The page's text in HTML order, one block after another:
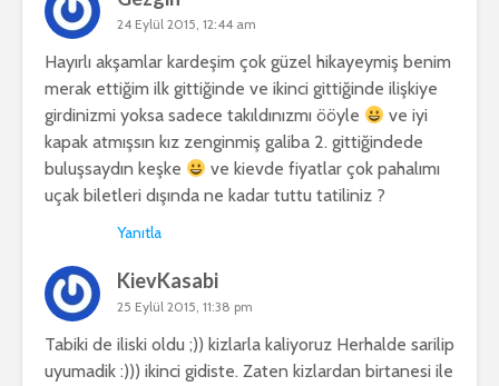
24 Eylül 2015, 12:44 am
Hayırlı akşamlar kardeşim çok güzel hikayeymiş benim
merak ettiğim ilk gittiğinde ve ikinci gittiğinde ilişkiye
girdinizmi yoksa sadece takıldınızmı ööyle
ve iyi
kapak atmışsın kız zenginmiş galiba 2. gittiğindede
buluşsaydın keşke
ve kievde fiyatlar çok pahalımı
uçak biletleri dışında ne kadar tuttu tatiliniz ?
Yanıtla
KievKasabi
25 Eylül 2015, 11:38 pm
Tabiki de iliski oldu ;)) kizlarla kaliyoruz Herhalde sarilip
uyumadik :))) ikinci gidiste. Zaten kizlardan birtanesi ile